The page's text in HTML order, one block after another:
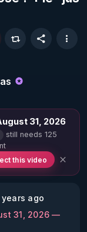
31, 2026
still needs 125
this video
years ago
31, 2026 —